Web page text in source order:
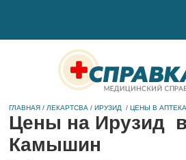
ГЛАВНАЯ / ЛЕКАРТСВА /ИРУЗИД /ЦЕНЫ В
Цены на Ирузид в
Камышин